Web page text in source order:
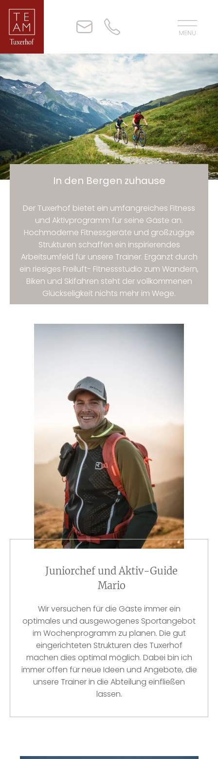
In den Bergen zuhause
Der Tuxerhof bietet ein umfangreiches Fitness
und Aktivprogramm für seine Gäste an.
Hochmoderne Fitnessgeräte und großzügige
Strukturen schaffen ein inspirierendes
Arbeitsumfeld für unsere Trainer. Ergänzt durch
ein riesiges Freiluft- Fitnessstudio zum Wandern,
Biken und Skifahren steht der vollkommenen
Glückseligkeit nichts mehr im Wege.
Juniorchef und Aktiv-Guide
Mario
Wir versuchen für die Gäste immer ein
optimales und ausgewogenes Sportangebot
im Wochenprogramm zu planen. Die gut
eingerichteten Strukturen des Tuxerhof
machen dies optimal möglich. Dabei bin ich
immer offen für neue Ideen und Angebote, die
unsere Trainer in die Abteilung einfließen
lassen.